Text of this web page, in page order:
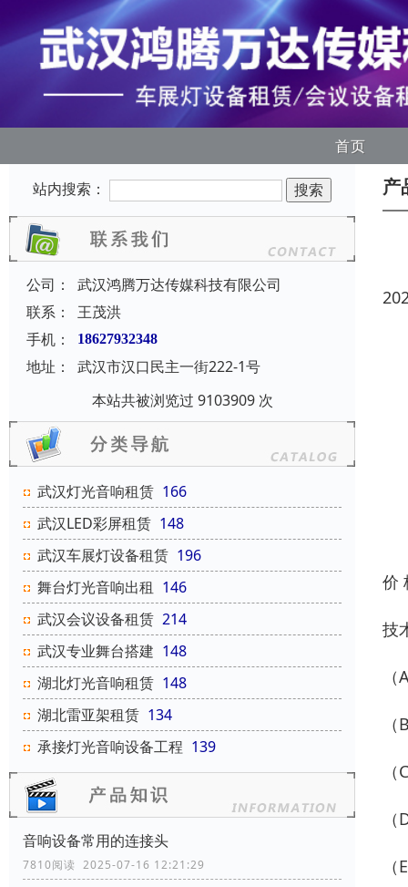
首页
站内搜索：
公司：
武汉鸿腾万达传媒科技有限公司
联系：
王茂洪
手机：
18627932348
地址：
武汉市汉口民主一街222-1号
本站共被浏览过 9103909 次
武汉灯光音响租赁 166
武汉LED彩屏租赁 148
武汉车展灯设备租赁 196
舞台灯光音响出租 146
武汉会议设备租赁 214
武汉专业舞台搭建 148
湖北灯光音响租赁 148
湖北雷亚架租赁 134
承接灯光音响设备工程 139
音响设备常用的连接头
7810阅读 2025-07-16 12:21:29
产
价
技